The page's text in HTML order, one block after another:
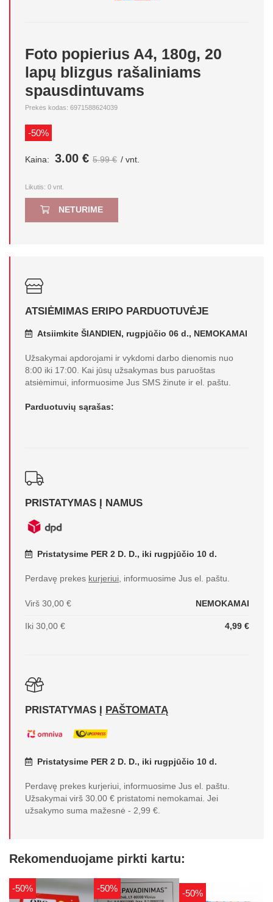
Foto popierius A4, 180g, 20
lapų blizgus rašaliniams
spausdintuvams
Prekės kodas: 6971588624039
-50%
Kaina: 3.00 € 5.99 € / vnt.
Likutis: 0 vnt.
NETURIME
ATSIĖMIMAS ERIPO PARDUOTUVĖJE
Atsiimkite ŠIANDIEN, rugpjūčio 06 d., NEMOKAMAI
Užsakymai apdorojami ir vykdomi darbo dienomis nuo
8:00 iki 17:00. Kai jūsų užsakymas bus paruoštas
atsiėmimui, informuosime Jus SMS žinute ir el. paštu.
Parduotuvių sąrašas:
PRISTATYMAS Į NAMUS
Pristatysime PER 2 D. D., iki rugpjūčio 10 d.
Perdavę prekes kurjeriui, informuosime Jus el. paštu.
Virš 30,00 € NEMOKAMAI
Iki 30,00 € 4,99 €
PRISTATYMAS Į PAŠTOMATĄ
Pristatysime PER 2 D. D., iki rugpjūčio 10 d.
Perdavę prekes kurjeriui, informuosime Jus el. paštu.
Užsakymai virš 30.00 € pristatomi nemokamai. Jei
užsakymo suma mažesnė - 2,99 €.
Rekomenduojame pirkti kartu:
-50% -50% -50%